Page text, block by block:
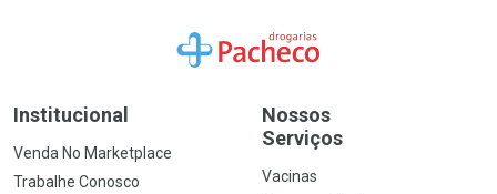
Ir para a Home
Institucional
Venda No Marketplace
Trabalhe Conosco
Nossos
Serviços
Vacinas